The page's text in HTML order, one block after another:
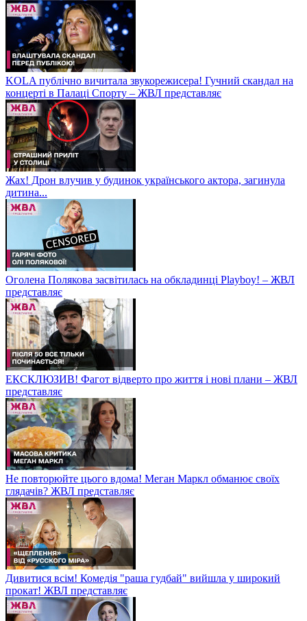
KOLA публічно вичитала звукорежисера! Гучний скандал на
концерті в Палаці Спорту – ЖВЛ представляє
Жах! Дрон влучив у будинок українського актора, загинула
дитина...
Оголена Полякова засвітилась на обкладинці Playboy! – ЖВЛ
представляє
ЕКСКЛЮЗИВ! Фагот відверто про життя і нові плани – ЖВЛ
представляє
Не повторюйте цього вдома! Меган Маркл обманює своїх
глядачів? ЖВЛ представляє
Дивитися всім! Комедія "раша гудбай" вийшла у широкий
прокат! ЖВЛ представляє